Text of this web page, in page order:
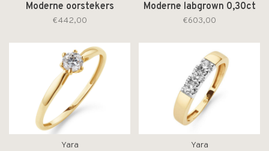
Moderne oorstekers
labgrown 0,20ct
€442,00
Moderne labgrown 0,30ct
ring mt54 260R.1004.030
€603,00
Yara Yara